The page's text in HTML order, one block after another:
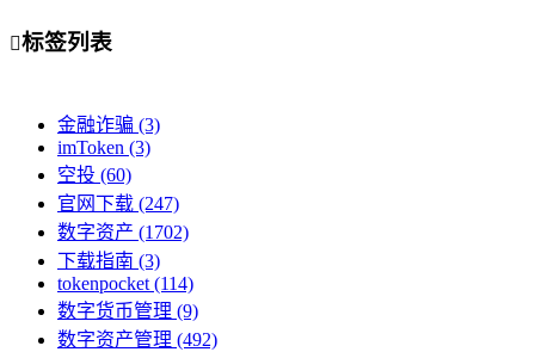
标签列表
金融诈骗 (3)
imToken (3)
空投 (60)
官网下载 (247)
数字资产 (1702)
下载指南 (3)
tokenpocket(114)
数字货币管理 (9)
数字资产管理 (492)